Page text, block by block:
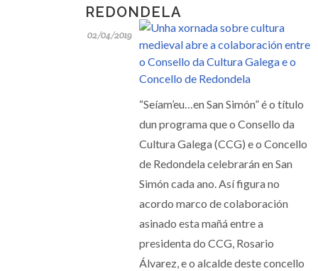
REDONDELA
02/04/2019
“Seíam’eu…en San Simón” é o título
dun programa que o Consello da
Cultura Galega (CCG) e o Concello
de Redondela celebrarán en San
Simón cada ano. Así figura no
acordo marco de colaboración
asinado esta mañá entre a
presidenta do CCG, Rosario
Álvarez, e o alcalde deste concello